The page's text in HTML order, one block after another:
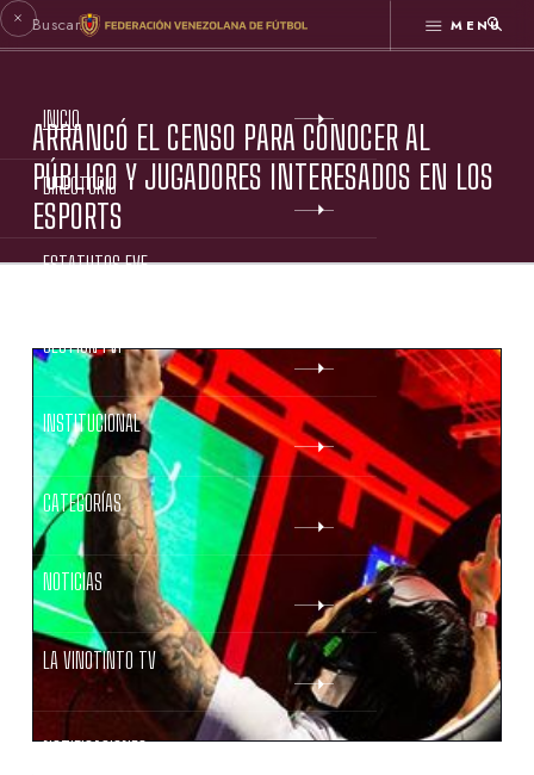
MENÚ
INICIO
DIRECTORIO
ESTATUTOS FVF
GESTIÓN FVF
INSTITUCIONAL
CATEGORÍAS
NOTICIAS
LA VINOTINTO TV
NOTIFICACIONES
ARRANCÓ EL CENSO PARA CONOCER AL
PÚBLICO Y JUGADORES INTERESADOS EN LOS
ESPORTS